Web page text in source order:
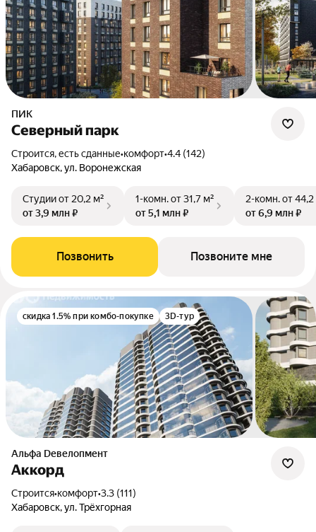
ПИК
Северный парк
Строится, есть сданные•комфорт•4.4 (142)
Хабаровск, ул. Воронежская
Студииот 20,2 м²
от 3,9 млн ₽
1-комн.от 31,7 м²
от 5,1 млн ₽
2-комн.от 44,2
от 6,9 млн ₽
Позвонить Позвоните мне
скидка 1.5% при комбо-покупке 3D-тур
альфа Dевелопмент
Аккорд
Строится•комфорт•3.3 (111)
Хабаровск, ул. Трёхгорная